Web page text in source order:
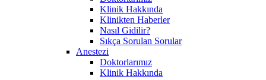
Klinik Hakkında
Klinikten Haberler
Nasıl Gidilir?
Sıkça Sorulan Sorular
Anestezi
Doktorlarımız
Klinik Hakkında